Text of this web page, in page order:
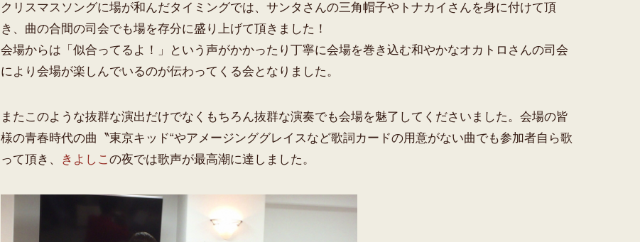
クリスマスソングに場が和んだタイミングでは、サンタさんの三角帽子やトナカイさんを身に付けて頂
き、曲の合間の司会でも場を存分に盛り上げて頂きました！
会場からは「似合ってるよ！」という声がかかったり丁寧に会場を巻き込む和やかなオカトロさんの司会
により会場が楽しんでいるのが伝わってくる会となりました。
またこのような抜群な演出だけでなくもちろん抜群な演奏でも会場を魅了してくださいました。会場の皆
様の青春時代の曲〝東京キッド“やアメージンググレイスなど歌詞カードの用意がない曲でも参加者自ら歌
って頂き、
きよしこの夜では歌声が最高潮に達しました。